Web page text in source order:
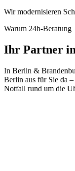
Wir modernisieren
Warum 24h-Beratung
Ihr Partner
In Berlin &
Berlin aus für Sie da
Notfall rund um die